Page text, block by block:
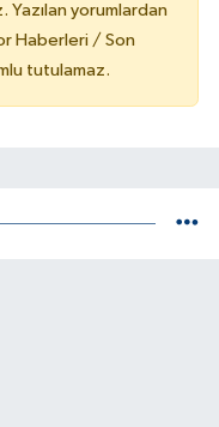
yorumlardan
Haberleri / Son
tutulamaz.